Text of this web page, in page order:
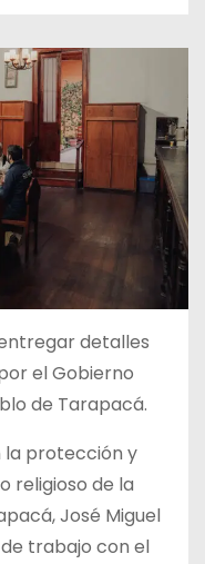
detalles
el Gobierno
de Tarapacá.
la protección y
religioso de la
José Miguel
trabajo con el